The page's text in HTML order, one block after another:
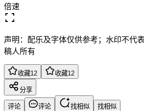
倍速
声明：配乐及字体仅供参考；水印不代
稿人所有
收藏12 收藏12
分享
评论 评论 找相似
找相似